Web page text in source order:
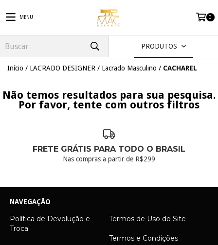
MENU 0
PRODUTOS
Início / LACRADO DESIGNER / Lacrado Masculino / CACHAREL
Não temos resultados para sua pesquisa.
Por favor, tente com outros filtros
FRETE GRÁTIS PARA TODO O BRASIL
Nas compras a partir de R$299
NAVEGAÇÃO
Política de Devolução e
Troca
Termos de Uso do Site
Termos e Condições